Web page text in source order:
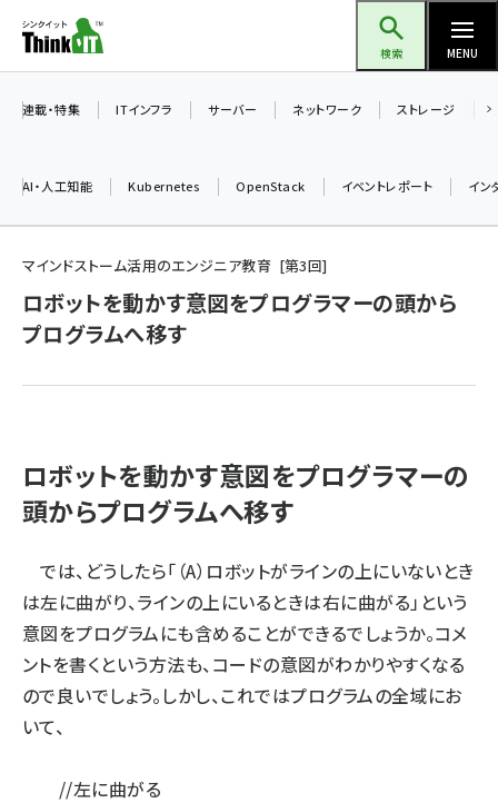
ン
ツ
検索 MENU
加藤銘のチーム貢献～仲間と築いた勝利の絆～ (2325)
iot女子会 (2290)
abc123 (1367)
連載・特集 ITインフラ サーバー ネットワーク ストレージ
AI・人工知能 Kubernetes OpenStack イベントレポート イン
マインドストーム活用のエンジニア教育 第3回
ロボットを動かす意図をプログラマーの頭から
プログラムへ移す
ロボットを動かす意図をプログラマーの
頭からプログラムへ移す
では、どうしたら「（A）ロボットがラインの上にいないとき
は左に曲がり、ラインの上にいるときは右に曲がる」という
意図をプログラムにも含めることができるでしょうか。コメ
ントを書くという方法も、コードの意図がわかりやすくなる
ので良いでしょう。しかし、これではプログラムの全域にお
いて、
//左に曲がる